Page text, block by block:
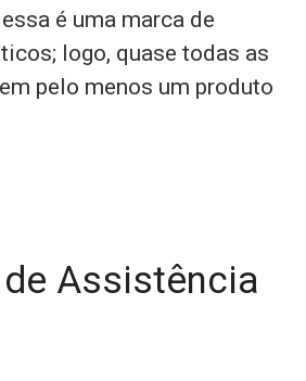
é uma marca de
logo, quase todas as
pelo menos um produto
Assistência